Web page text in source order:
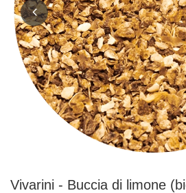
Vivarini - Buccia di limone